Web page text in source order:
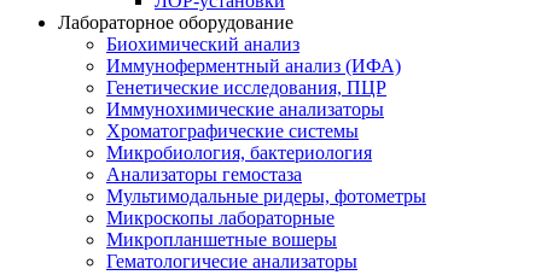
Лабораторное оборудование
Биохимический анализ
Иммуноферментный анализ (ИФА)
Генетические исследования, ПЦР
Иммунохимические анализаторы
Хроматографические системы
Микробиология, бактериология
Анализаторы гемостаза
Мультимодальные ридеры, фотометры
Микроскопы лабораторные
Микропланшетные вошеры
Гематологичесие анализаторы